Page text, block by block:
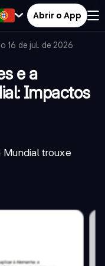
Abrir o App
16 de jul. de 2026·
e a
Impactos
Mundial trouxe